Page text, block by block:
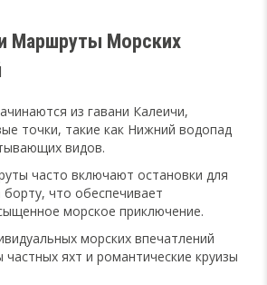
Маршруты Морских
из гавани Калеичи,
точки, такие как Нижний водопад
видов.
часто включают остановки для
что обеспечивает
морское приключение.
морских впечатлений
яхт и романтические круизы